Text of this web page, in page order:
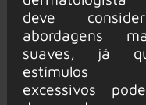
deve
abordagens
suaves, já
estímulos
excessivos